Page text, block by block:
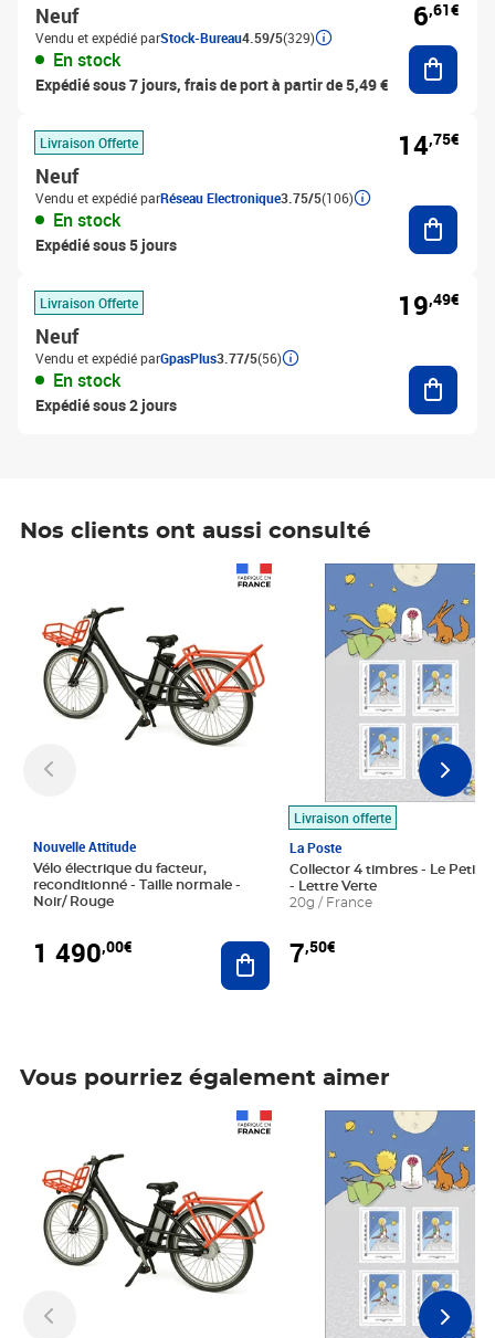
Neuf
Vendu et expédié parStock-Bureau4.59/5(329)
En stock
Expédié sous 7 jours, frais de port à partir de 5,49 €
6,61€
Livraison Offerte
Neuf
Vendu et expédié parRéseau Electronique3.75/5(106)
En stock
Expédié sous 5 jours
14,75€
Livraison Offerte
Neuf
Vendu et expédié parGpasPlus3.77/5(56)
En stock
Expédié sous 2 jours
19,49€
Nos clients ont aussi consulté
Nouvelle Attitude
Vélo électrique du facteur,
reconditionné - Taille normale -
Noir/ Rouge
1 490,00€ Ajouter au panier
Livraison offerte
La Poste
Collector 4 timbres - Le Petit
- Lettre Verte
20g / France
7,50€
Prix 7,50€
Vous pourriez également aimer
Prix 7,50€